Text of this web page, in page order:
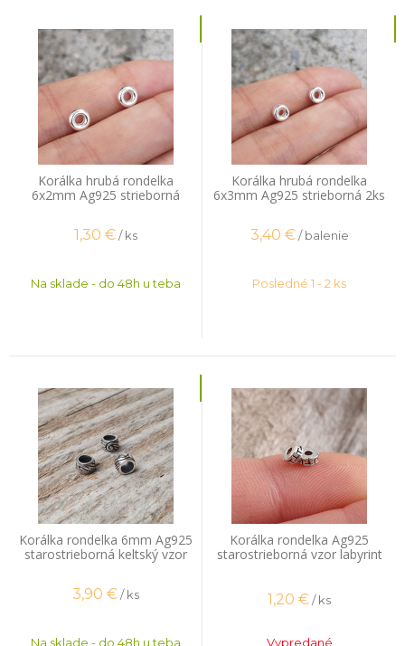
Korálka hrubá rondelka
6x2mm Ag925 strieborná
1,30 € / ks
Na sklade - do 48h u teba
Korálka hrubá rondelka
6x3mm Ag925 strieborná 2ks
3,40 € / balenie
Posledné 1 - 2 ks
Korálka rondelka 6mm Ag925
starostrieborná keltský vzor
3,90 € / ks
Na sklade - do 48h u teba
Korálka rondelka Ag925
starostrieborná vzor labyrint
1,20 €/ ks
Vypredané